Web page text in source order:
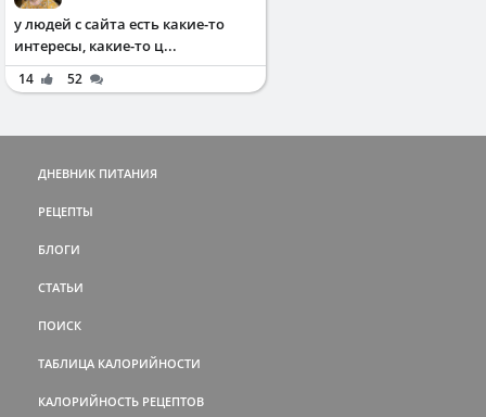
у людей с сайта есть какие-то
интересы, какие-то ц...
14 52
ДНЕВНИК ПИТАНИЯ
РЕЦЕПТЫ
БЛОГИ
СТАТЬИ
ПОИСК
ТАБЛИЦА КАЛОРИЙНОСТИ
КАЛОРИЙНОСТЬ РЕЦЕПТОВ